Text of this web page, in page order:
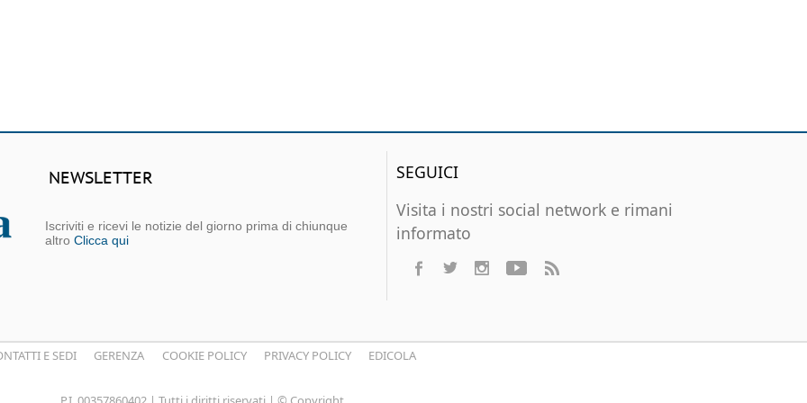
NEWSLETTER
Iscriviti e ricevi le notizie del giorno prima di chiunque
altro Clicca qui
SEGUICI
Visita i nostri social network e rimani
informato
E SEDI GERENZA COOKIE POLICY PRIVACY POLICY EDICOLA